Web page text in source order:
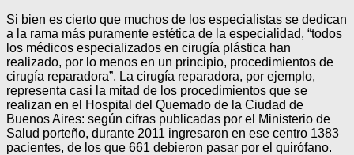
Si bien es cierto que muchos de los especialistas se dedican
a la rama más puramente estética de la especialidad, “todos
los médicos especializados en cirugía plástica han
realizado, por lo menos en un principio, procedimientos de
cirugía reparadora”. La cirugía reparadora, por ejemplo,
representa casi la mitad de los procedimientos que se
realizan en el Hospital del Quemado de la Ciudad de
Buenos Aires: según cifras publicadas por el Ministerio de
Salud porteño, durante 2011 ingresaron en ese centro 1383
pacientes, de los que 661 debieron pasar por el quirófano.